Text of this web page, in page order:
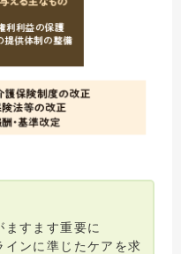
すます重要に
ンに準じたケアを求